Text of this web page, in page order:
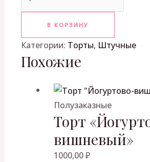
В КОРЗИНУ
Категории: Торты, Штучные
Похожие
Полузаказные
Торт
вишневый»
1000,00₽